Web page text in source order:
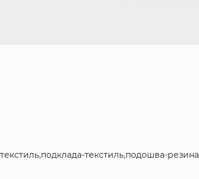
текстиль,подошва-резина